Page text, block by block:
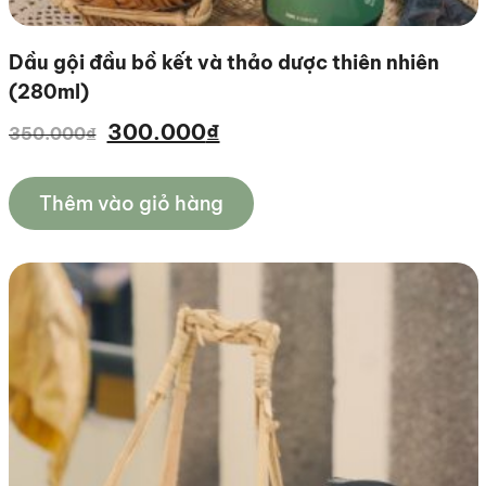
dầu gội đầu bồ kết và thảo dược thiên nhiên
(280ml)
350.000₫ Giá
là:
350.000₫.
300.000₫Giá
tại
là:
300.000₫.
Thêm vào giỏ hàng